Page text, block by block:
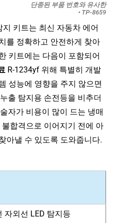
단종된 부품 번호와 유사한
• TP-8659
키트는 최신 자동차 에어
를 정확하고 안전하게 찾아
키트에는 다음이 포함되어
R-1234yf 위해 특별히 개발
성능에 영향을 주지 않으면
출 탐지용 손전등을 비추더
자가 비용이 많이 드는 냉매
합격으로 이어지기 전에 아
아낼 수 있도록 도와줍니다.
자외선 LED 탐지등